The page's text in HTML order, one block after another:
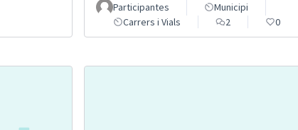
Participantes
Municipi
Carrers i Vials
2 0